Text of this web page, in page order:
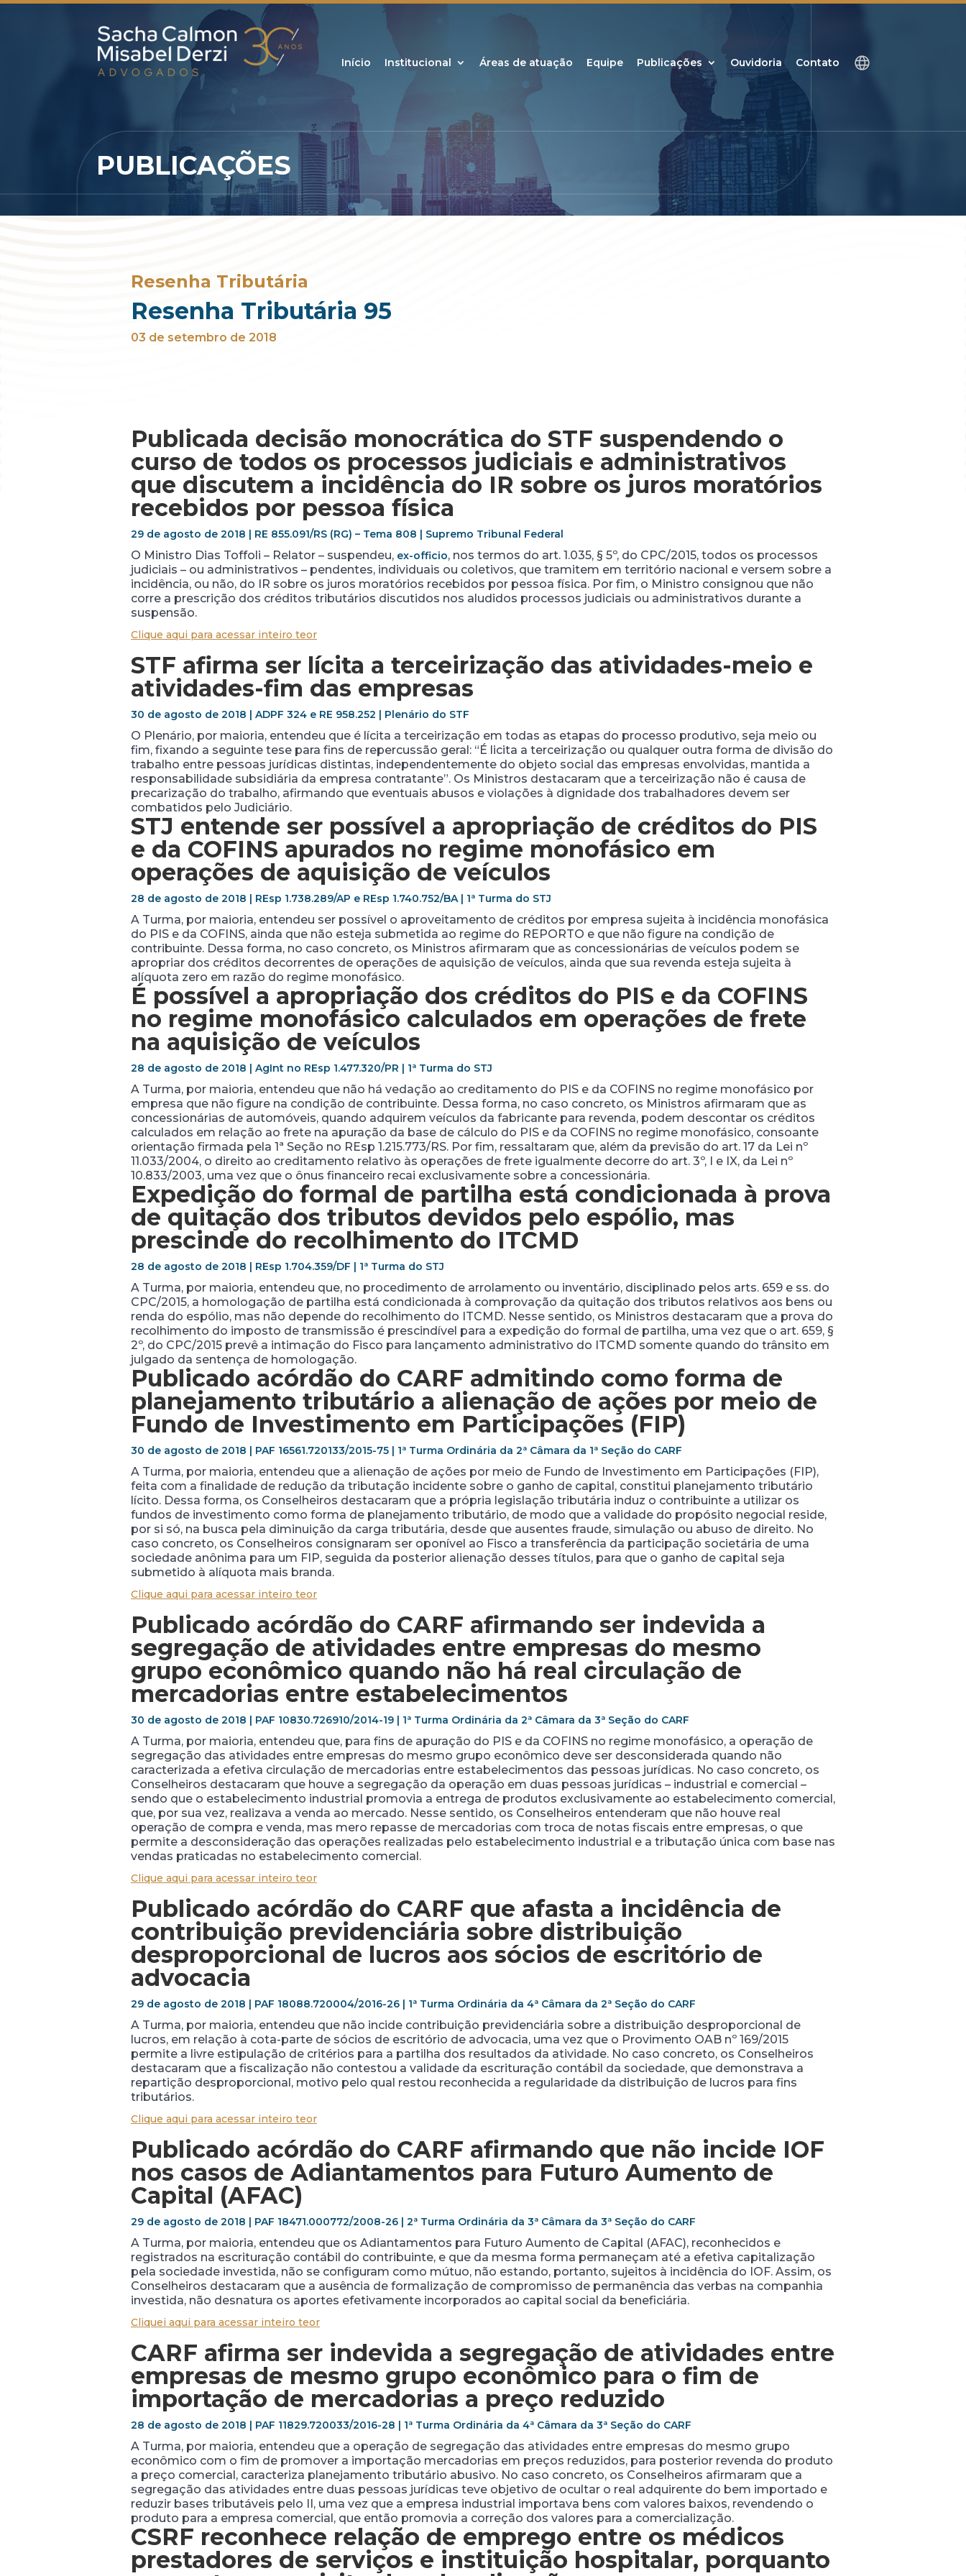
Início Institucional Áreas de atuação Equipe Publicações Ouvidoria Contato
PUBLICAÇÕES
Resenha Tributária
Resenha Tributária 95
03 de setembro de 2018
Publicada decisão monocrática do STF suspendendo o
curso de todos os processos judiciais e administrativos
que discutem a incidência do IR sobre os juros moratórios
recebidos por pessoa física
29 de agosto de 2018 | RE 855.091/RS (RG) – Tema 808 | Supremo Tribunal Federal
O Ministro Dias Toffoli – Relator – suspendeu, ex-officio, nos termos do art. 1.035, § 5º, do CPC/2015, todos os processos
judiciais – ou administrativos – pendentes, individuais ou coletivos, que tramitem em território nacional e versem sobre a
incidência, ou não, do IR sobre os juros moratórios recebidos por pessoa física. Por fim, o Ministro consignou que não
corre a prescrição dos créditos tributários discutidos nos aludidos processos judiciais ou administrativos durante a
suspensão.
Clique aqui para acessar inteiro teor
STF afirma ser lícita a terceirização das atividades-meio e
atividades-fim das empresas
30 de agosto de 2018 | ADPF 324 e RE 958.252 | Plenário do STF
O Plenário, por maioria, entendeu que é lícita a terceirização em todas as etapas do processo produtivo, seja meio ou
fim, fixando a seguinte tese para fins de repercussão geral: “É licita a terceirização ou qualquer outra forma de divisão do
trabalho entre pessoas jurídicas distintas, independentemente do objeto social das empresas envolvidas, mantida a
responsabilidade subsidiária da empresa contratante”. Os Ministros destacaram que a terceirização não é causa de
precarização do trabalho, afirmando que eventuais abusos e violações à dignidade dos trabalhadores devem ser
combatidos pelo Judiciário.
STJ entende ser possível a apropriação de créditos do PIS
e da COFINS apurados no regime monofásico em
operações de aquisição de veículos
28 de agosto de 2018 | REsp 1.738.289/AP e REsp 1.740.752/BA | 1ª Turma do STJ
A Turma, por maioria, entendeu ser possível o aproveitamento de créditos por empresa sujeita à incidência monofásica
do PIS e da COFINS, ainda que não esteja submetida ao regime do REPORTO e que não figure na condição de
contribuinte. Dessa forma, no caso concreto, os Ministros afirmaram que as concessionárias de veículos podem se
apropriar dos créditos decorrentes de operações de aquisição de veículos, ainda que sua revenda esteja sujeita à
alíquota zero em razão do regime monofásico.
É possível a apropriação dos créditos do PIS e da COFINS
no regime monofásico calculados em operações de frete
na aquisição de veículos
28 de agosto de 2018 | AgInt no REsp 1.477.320/PR | 1ª Turma do STJ
A Turma, por maioria, entendeu que não há vedação ao creditamento do PIS e da COFINS no regime monofásico por
empresa que não figure na condição de contribuinte. Dessa forma, no caso concreto, os Ministros afirmaram que as
concessionárias de automóveis, quando adquirem veículos da fabricante para revenda, podem descontar os créditos
calculados em relação ao frete na apuração da base de cálculo do PIS e da COFINS no regime monofásico, consoante
orientação firmada pela 1ª Seção no REsp 1.215.773/RS. Por fim, ressaltaram que, além da previsão do art. 17 da Lei nº
11.033/2004, o direito ao creditamento relativo às operações de frete igualmente decorre do art. 3º, I e IX, da Lei nº
10.833/2003, uma vez que o ônus financeiro recai exclusivamente sobre a concessionária.
Expedição do formal de partilha está condicionada à prova
de quitação dos tributos devidos pelo espólio, mas
prescinde do recolhimento do ITCMD
28 de agosto de 2018 | REsp 1.704.359/DF | 1ª Turma do STJ
A Turma, por maioria, entendeu que, no procedimento de arrolamento ou inventário, disciplinado pelos arts. 659 e ss. do
CPC/2015, a homologação de partilha está condicionada à comprovação da quitação dos tributos relativos aos bens ou
renda do espólio, mas não depende do recolhimento do ITCMD. Nesse sentido, os Ministros destacaram que a prova do
recolhimento do imposto de transmissão é prescindível para a expedição do formal de partilha, uma vez que o art. 659, §
2º, do CPC/2015 prevê a intimação do Fisco para lançamento administrativo do ITCMD somente quando do trânsito em
julgado da sentença de homologação.
Publicado acórdão do CARF admitindo como forma de
planejamento tributário a alienação de ações por meio de
Fundo de Investimento em Participações (FIP)
30 de agosto de 2018 | PAF 16561.720133/2015-75 | 1ª Turma Ordinária da 2ª Câmara da 1ª Seção do CARF
A Turma, por maioria, entendeu que a alienação de ações por meio de Fundo de Investimento em Participações (FIP),
feita com a finalidade de redução da tributação incidente sobre o ganho de capital, constitui planejamento tributário
lícito. Dessa forma, os Conselheiros destacaram que a própria legislação tributária induz o contribuinte a utilizar os
fundos de investimento como forma de planejamento tributário, de modo que a validade do propósito negocial reside,
por si só, na busca pela diminuição da carga tributária, desde que ausentes fraude, simulação ou abuso de direito. No
caso concreto, os Conselheiros consignaram ser oponível ao Fisco a transferência da participação societária de uma
sociedade anônima para um FIP, seguida da posterior alienação desses títulos, para que o ganho de capital seja
submetido à alíquota mais branda.
Clique aqui para acessar inteiro teor
Publicado acórdão do CARF afirmando ser indevida a
segregação de atividades entre empresas do mesmo
grupo econômico quando não há real circulação de
mercadorias entre estabelecimentos
30 de agosto de 2018 | PAF 10830.726910/2014-19 | 1ª Turma Ordinária da 2ª Câmara da 3ª Seção do CARF
A Turma, por maioria, entendeu que, para fins de apuração do PIS e da COFINS no regime monofásico, a operação de
segregação das atividades entre empresas do mesmo grupo econômico deve ser desconsiderada quando não
caracterizada a efetiva circulação de mercadorias entre estabelecimentos das pessoas jurídicas. No caso concreto, os
Conselheiros destacaram que houve a segregação da operação em duas pessoas jurídicas – industrial e comercial –
sendo que o estabelecimento industrial promovia a entrega de produtos exclusivamente ao estabelecimento comercial,
que, por sua vez, realizava a venda ao mercado. Nesse sentido, os Conselheiros entenderam que não houve real
operação de compra e venda, mas mero repasse de mercadorias com troca de notas fiscais entre empresas, o que
permite a desconsideração das operações realizadas pelo estabelecimento industrial e a tributação única com base nas
vendas praticadas no estabelecimento comercial.
Clique aqui para acessar inteiro teor
Publicado acórdão do CARF que afasta a incidência de
contribuição previdenciária sobre distribuição
desproporcional de lucros aos sócios de escritório de
advocacia
29 de agosto de 2018 | PAF 18088.720004/2016-26 | 1ª Turma Ordinária da 4ª Câmara da 2ª Seção do CARF
A Turma, por maioria, entendeu que não incide contribuição previdenciária sobre a distribuição desproporcional de
lucros, em relação à cota-parte de sócios de escritório de advocacia, uma vez que o Provimento OAB nº 169/2015
permite a livre estipulação de critérios para a partilha dos resultados da atividade. No caso concreto, os Conselheiros
destacaram que a fiscalização não contestou a validade da escrituração contábil da sociedade, que demonstrava a
repartição desproporcional, motivo pelo qual restou reconhecida a regularidade da distribuição de lucros para fins
tributários.
Clique aqui para acessar inteiro teor
Publicado acórdão do CARF afirmando que não incide IOF
nos casos de Adiantamentos para Futuro Aumento de
Capital (AFAC)
29 de agosto de 2018 | PAF 18471.000772/2008-26 2ª Turma Ordinária da 3ª Câmara da 3ª Seção do CARF
A Turma, por maioria, entendeu que os Adiantamentos para Futuro Aumento de Capital (AFAC), reconhecidos e
registrados na escrituração contábil do contribuinte, e que da mesma forma permaneçam até a efetiva capitalização
pela sociedade investida, não se configuram como mútuo, não estando, portanto, sujeitos à incidência do IOF. Assim, os
Conselheiros destacaram que a ausência de formalização de compromisso de permanência das verbas na companhia
investida, não desnatura os aportes efetivamente incorporados ao capital social da beneficiária.
Cliquei aqui para acessar inteiro teor
CARF afirma ser indevida a segregação de atividades entre
empresas de mesmo grupo econômico para o fim de
importação de mercadorias a preço reduzido
28 de agosto de 2018 | PAF 11829.720033/2016-28 | 1ª Turma Ordinária da 4ª Câmara da 3ª Seção do CARF
A Turma, por maioria, entendeu que a operação de segregação das atividades entre empresas do mesmo grupo
econômico com o fim de promover a importação mercadorias em preços reduzidos, para posterior revenda do produto
a preço comercial, caracteriza planejamento tributário abusivo. No caso concreto, os Conselheiros afirmaram que a
segregação das atividades entre duas pessoas jurídicas teve objetivo de ocultar o real adquirente do bem importado e
reduzir bases tributáveis pelo II, uma vez que a empresa industrial importava bens com valores baixos, revendendo o
produto para a empresa comercial, que então promovia a correção dos valores para a comercialização.
CSRF reconhece relação de emprego entre os médicos
prestadores de serviços e instituição hospitalar, porquanto